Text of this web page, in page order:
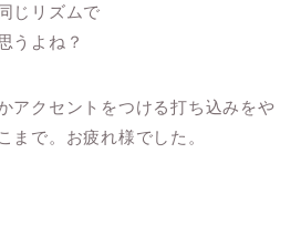
じリズムで
うよね？
アクセントをつける打ち込みをや
まで。お疲れ様でした。